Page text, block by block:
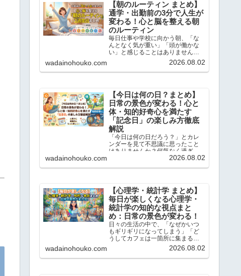
【朝のルーティン まとめ】
通学・出勤前の3分で人生が
変わる！心と脳を整える朝
のルーティン
毎日仕事や学校に向かう朝、「な
んとなく気が重い」「頭が働かな
い」と感じることはありません
か？この記事では、忙しい現代人
のために、通勤・通学前のたった3
分でサクッと読めて、一日を前向
wadainohouko.com 2026.08.02
【今日は何の日？まとめ】
日常の景色が変わる！心と
体・知的好奇心を満たす
「記念日」の楽しみ方徹底
解説
「今日は何の日だろう？」とカレ
ンダーを見て不思議に思ったこと
はありませんか？何気なく過ぎて
いく毎日にも、実は先人たちの知
事では、当ブログで大人気の「今...
wadainohouko.com 2026.08.02
【心理学・統計学 まとめ】
毎日が楽しくなる心理学・
統計学の知的な視点まと
め：日常の景色が変わる！
日々の生活の中で、「なぜかいつ
もギリギリになってしまう」「ど
うしてカフェは一箇所に集まるの
だろう？」と不思議に思ったこと
はありませんか？この記事では、
当ブログ「ちょっと気になる話題
wadainohouko.com 2026.08.02